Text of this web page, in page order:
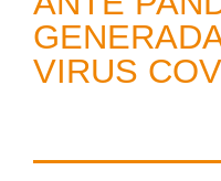
VIRUS